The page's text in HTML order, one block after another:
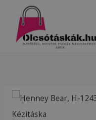
content
Henney
Bear,